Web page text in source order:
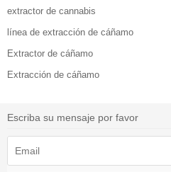
extractor de cannabis
línea de extracción de cáñamo
Extractor de cáñamo
Extracción de cáñamo
Escriba su mensaje por favor